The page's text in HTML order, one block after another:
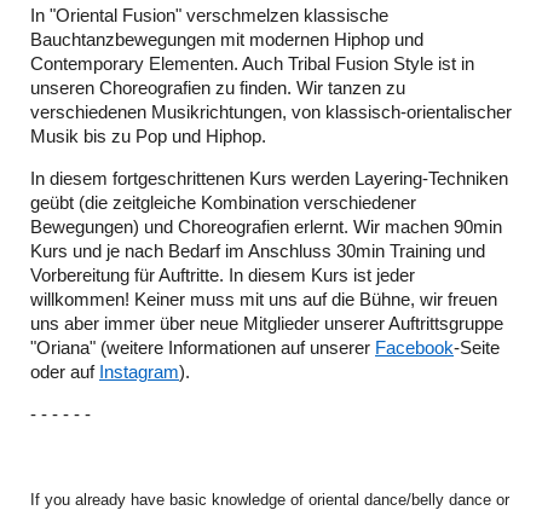
In "Oriental Fusion" verschmelzen klassische
Bauchtanzbewegungen mit modernen Hiphop und
Contemporary Elementen. Auch Tribal Fusion Style ist in
unseren Choreografien zu finden. Wir tanzen zu
verschiedenen Musikrichtungen, von klassisch-orientalischer
Musik bis zu Pop und Hiphop.
In diesem fortgeschrittenen Kurs werden Layering-Techniken
geübt (die zeitgleiche Kombination verschiedener
Bewegungen) und Choreografien erlernt. Wir machen 90min
Kurs und je nach Bedarf im Anschluss 30min Training und
Vorbereitung für Auftritte. In diesem Kurs ist jeder
willkommen! Keiner muss mit uns auf die Bühne, wir freuen
uns aber immer über neue Mitglieder unserer Auftrittsgruppe
"Oriana" (weitere Informationen auf unserer Facebook-Seite
oder auf Instagram).
- - - - - -
If you already have basic knowledge of oriental dance/belly dance or